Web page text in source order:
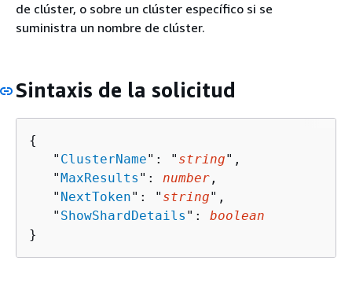
de clúster, o sobre un clúster específico si se
suministra un nombre de clúster.
Sintaxis de la solicitud
{
   "
ClusterName": " string",
   "
MaxResults ": number ,
   "
NextToken": " string",
   "
ShowShardDetails ": boolean
}